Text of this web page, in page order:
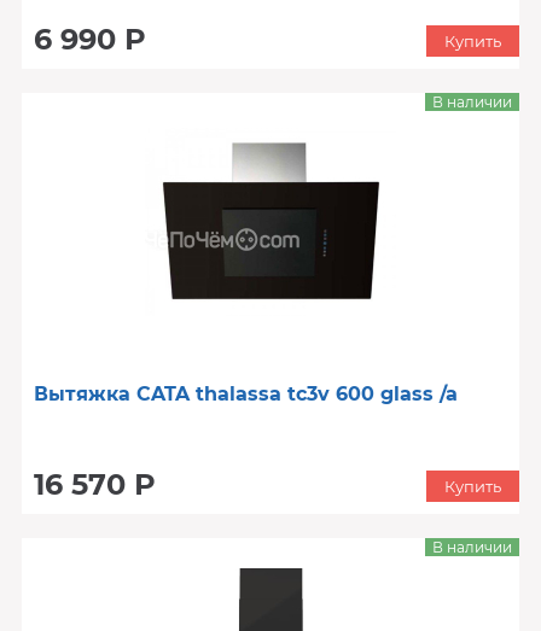
6 990 Р Купить
Вытяжка CATA thalassa tc3v 600 glass /a
16 570 Р
В наличии
Купить
В наличии